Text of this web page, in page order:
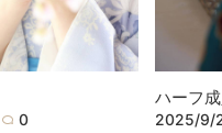
0
ハーフ
2025/9/